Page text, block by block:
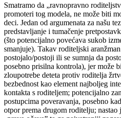
Smatramo da „ravnopravno
promoteri tog modela, ne može biti
deci. Jedan od argumenata za našu
predstavljanje i tumačenje
(što potencijalno povećava sukob
smanjuje). Takav roditeljski
postojalo/postoji ili se sumnja da
posebno prisilna kontrola), jer može
zloupotrebe deteta protiv roditelja
bezbednost kao element najboljeg
kontakta s roditeljem; potencijalno
postupcima poveravanja, posebno
otpor prema drugom roditelju;